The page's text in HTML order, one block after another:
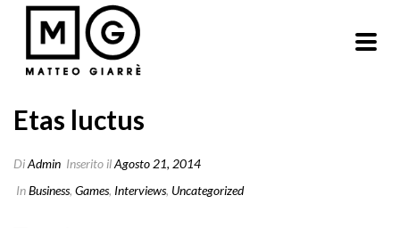
Etas luctus
DiAdmin Inserito ilAgosto 21, 2014
InBusiness, Games, Interviews, Uncategorized